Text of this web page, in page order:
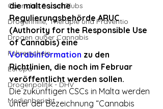
Cannabis Social Clubs
Drogenhilfe, Therapie und Präventio
Drogen außer Cannabis
Führerschein
Europa
Drogenpolitik - DHV
Medienbericht
die maltesische
Regulierungsbehörde ARUC
(Authority for the Responsible Use
of Cannabis) eine
Vorabinformation zu den
Richtlinien, die noch im Februar
veröffentlicht werden sollen.
Die zukünftigen CSCs in Malta werden
unter der Bezeichnung “Cannabis